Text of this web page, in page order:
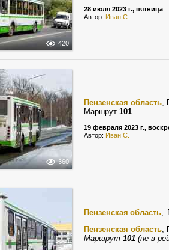
420
28 июля 2023 г., пятница
Автор: Иван С.
360
Пензенская область,
Маршрут 101
19 февраля 2023 г.,
Автор: Иван С.
Пензенская область,
Пензенская область,
Маршрут 101 (не в